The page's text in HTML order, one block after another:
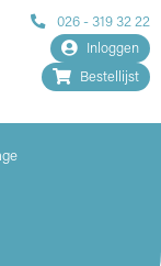
026 - 319 32 22
Inloggen
Bestellijst